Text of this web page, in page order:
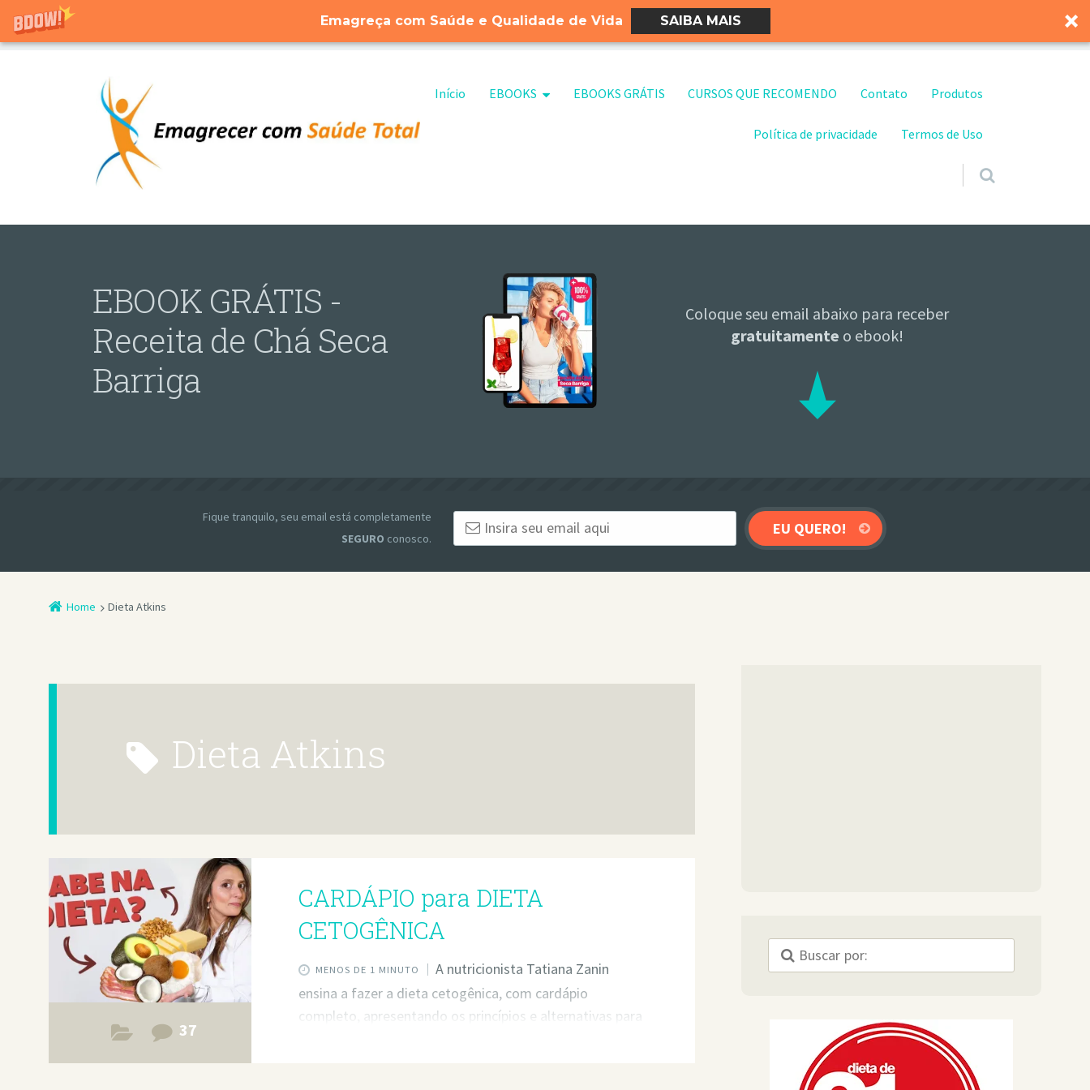
Emagreça com Saúde e Qualidade de Vida SAIBA MAIS
Pular para o conteúdo
Início EBOOKS EBOOKS GRÁTIS CURSOS QUE RECOMENDO Contato Produtos
Política de privacidade Termos de Uso
EBOOK GRÁTIS -
Receita de Chá Seca
Barriga
Coloque seu email abaixo para receber
gratuitamente o ebook!
Fique tranquilo, seu email está completamente
SEGURO conosco.
Home Dieta Atkins
Dieta Atkins
37
CARDÁPIO para DIETA
CETOGÊNICA
MENOS DE 1 MINUTO
A nutricionista Tatiana Zanin
ensina a fazer a dieta cetogênica, com cardápio
completo, apresentando os princípios e alternativas para